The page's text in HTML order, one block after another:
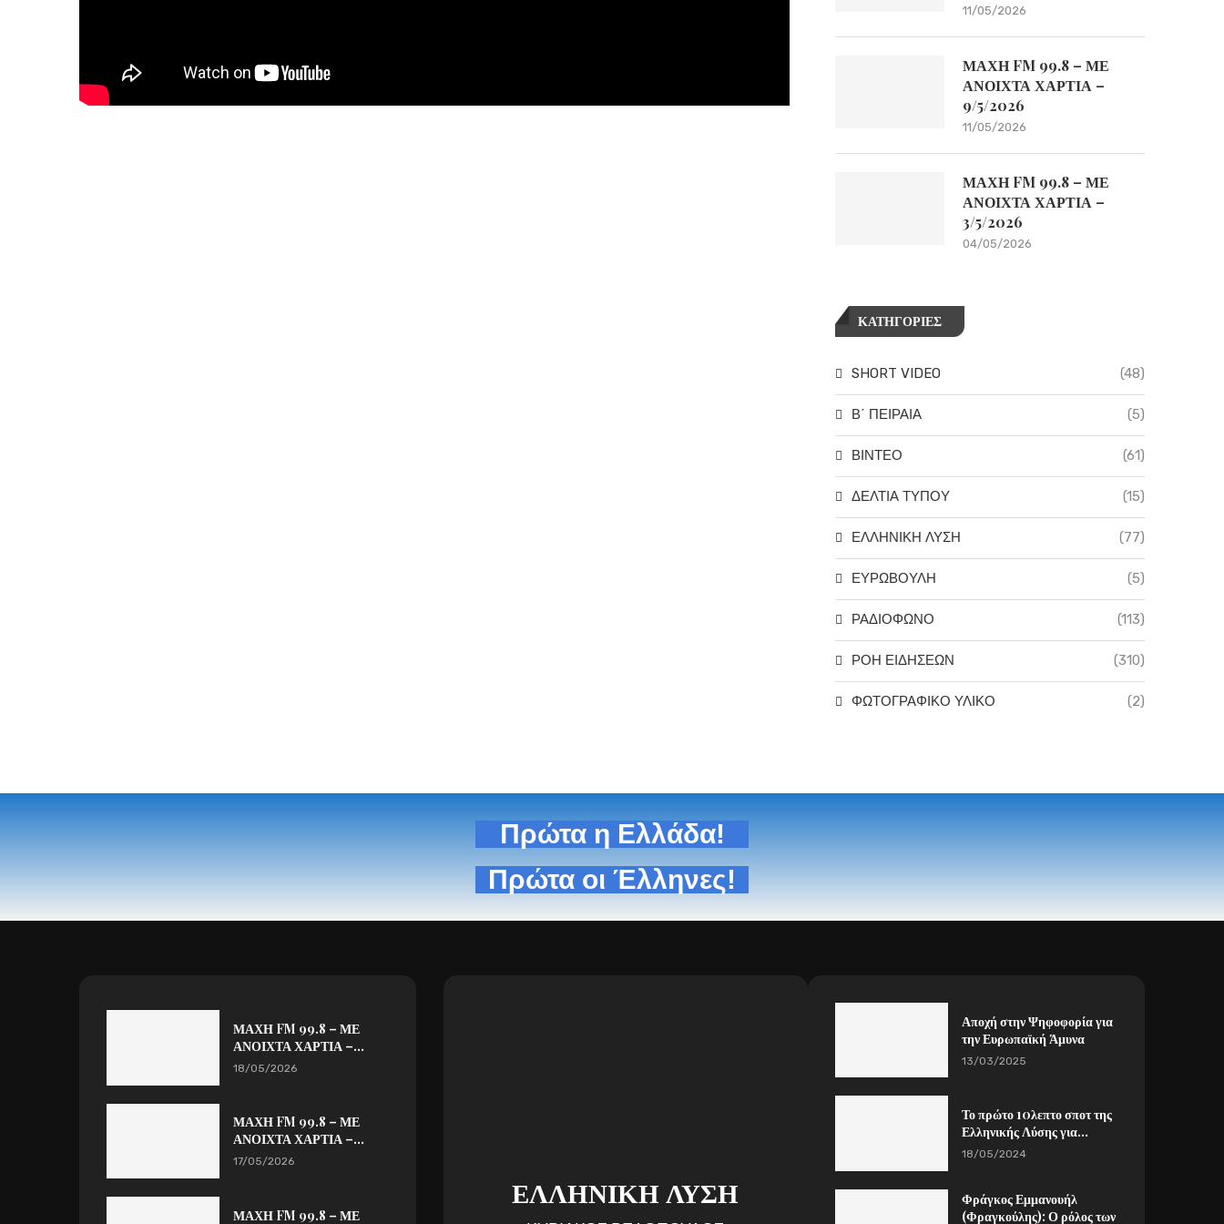
11/05/2026
ΜΑΧΗ FM 99.8 – ΜΕ
ΑΝΟΙΧΤΑ ΧΑΡΤΙΑ –
9/5/2026
11/05/2026
ΜΑΧΗ FM 99.8 – ΜΕ
ΑΝΟΙΧΤΑ ΧΑΡΤΙΑ –
3/5/2026
04/05/2026
ΚΑΤΗΓΟΡΙΕΣ
SHORT VIDEO (48)
Β΄ ΠΕΙΡΑΙΑ (5)
ΒΙΝΤΕΟ (61)
ΔΕΛΤΙΑ ΤΥΠΟΥ (15)
ΕΛΛΗΝΙΚΗ ΛΥΣΗ (77)
ΕΥΡΩΒΟΥΛΗ (5)
ΡΑΔΙΟΦΩΝΟ (113)
ΡΟΗ ΕΙΔΗΣΕΩΝ (310)
ΦΩΤΟΓΡΑΦΙΚΟ ΥΛΙΚΟ (2)
Πρώτα η Ελλάδα!
Πρώτα οι Έλληνες!
ΜΑΧΗ FM 99.8 – ΜΕ
ΑΝΟΙΧΤΑ ΧΑΡΤΙΑ –...
18/05/2026
ΜΑΧΗ FM 99.8 – ΜΕ
ΑΝΟΙΧΤΑ ΧΑΡΤΙΑ –...
17/05/2026
ΜΑΧΗ FM 99.8 – ΜΕ
ΕΛΛΗΝΙΚΗ ΛΥΣΗ
Αποχή στην Ψηφοφορία για
την Ευρωπαϊκή Άμυνα
13/03/2025
Το πρώτο 10λεπτο σποτ της
Ελληνικής Λύσης για...
18/05/2024
Φράγκος Εμμανουήλ
(Φραγκούλης): Ο ρόλος των